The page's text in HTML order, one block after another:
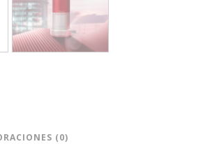
(0)